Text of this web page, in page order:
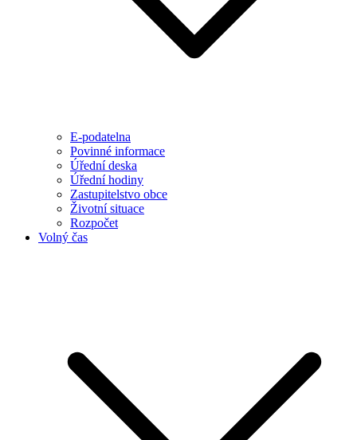
E-podatelna
Povinné informace
Úřední deska
Úřední hodiny
Zastupitelstvo obce
Životní situace
Rozpočet
Volný čas